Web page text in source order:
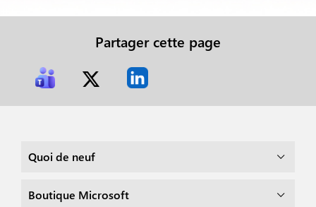
Partager cette page
Quoi de neuf
Boutique Microsoft